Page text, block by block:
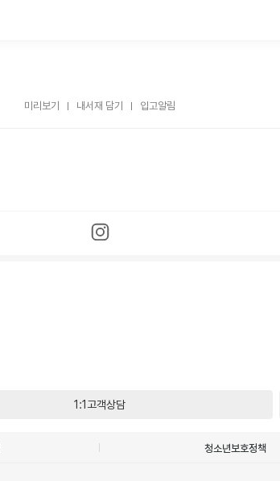
미리보기 내서재 담기 입고알림
1:1고객상담
청소년보호정책